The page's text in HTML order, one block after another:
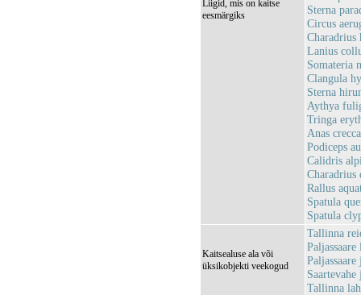
Liigid, mis on kaitse
eesmärgiks
Sterna
Circus
Lanius
Somateria
Clangula
Sterna
Aythya
Tringa
Anas
Podiceps
Calidris
Rallus
Spatula
Spatula
Kaitsealuse ala või
üksikobjekti veekogud
Tallinna
Tallinna